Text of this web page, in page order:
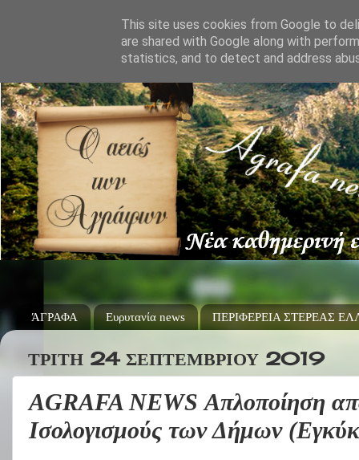
ΆΓΡΑΦΑ Ευρυτανία news ΠΕΡΙΦΕΡΕΙΑ ΣΤΕΡΕΑΣ
ΤΡΊΤΗ 24 ΣΕΠΤΕΜΒΡΊΟΥ 2019
AGRAFA NEWS Απλοποίηση
Ισολογισμούς των Δήμων
This site uses cookies from Google to
are shared with Google along with
statistics, and to detect and address